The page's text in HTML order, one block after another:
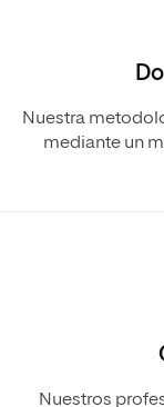
Nuestra
mediante un
Nuestros